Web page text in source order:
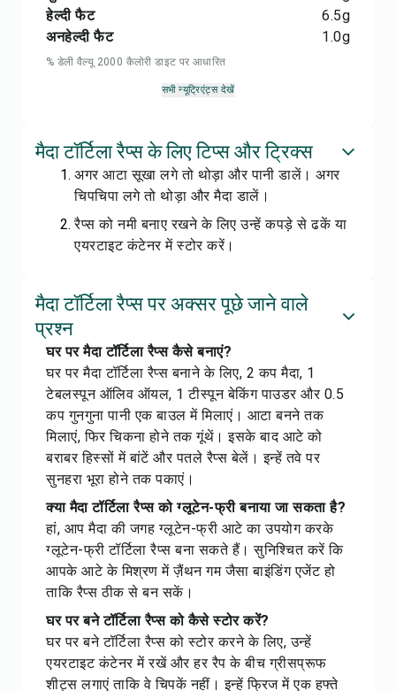
हेल्दी फैट
6.5g
अनहेल्दी फैट
1.0g
% डेली वैल्यू 2000 कैलोरी डाइट पर आधारित
सभी न्यूट्रिएंट्स देखें
मैदा टॉर्टिला रैप्स के लिए टिप्स और ट्रिक्स
अगर आटा सूखा लगे तो थोड़ा और पानी डालें। अगर
चिपचिपा लगे तो थोड़ा और मैदा डालें।
रैप्स को नमी बनाए रखने के लिए उन्हें कपड़े से ढकें या
एयरटाइट कंटेनर में स्टोर करें।
मैदा टॉर्टिला रैप्स पर अक्सर पूछे जाने वाले
प्रश्न
घर पर मैदा टॉर्टिला रैप्स कैसे बनाएं?
घर पर मैदा टॉर्टिला रैप्स बनाने के लिए, 2 कप मैदा, 1
टेबलस्पून ऑलिव ऑयल, 1 टीस्पून बेकिंग पाउडर और 0.5
कप गुनगुना पानी एक बाउल में मिलाएं। आटा बनने तक
मिलाएं, फिर चिकना होने तक गूंथें। इसके बाद आटे को
बराबर हिस्सों में बांटें और पतले रैप्स बेलें। इन्हें तवे पर
सुनहरा भूरा होने तक पकाएं।
क्या मैदा टॉर्टिला रैप्स को ग्लूटेन-फ्री बनाया जा सकता है?
हां, आप मैदा की जगह ग्लूटेन-फ्री आटे का उपयोग करके
ग्लूटेन-फ्री टॉर्टिला रैप्स बना सकते हैं। सुनिश्चित करें कि
आपके आटे के मिश्रण में ज़ैंथन गम जैसा बाइंडिंग एजेंट हो
ताकि रैप्स ठीक से बन सकें।
घर पर बने टॉर्टिला रैप्स को कैसे स्टोर करें?
घर पर बने टॉर्टिला रैप्स को स्टोर करने के लिए, उन्हें
एयरटाइट कंटेनर में रखें और हर रैप के बीच ग्रीसप्रूफ
शीट्स लगाएं ताकि वे चिपकें नहीं। इन्हें फ्रिज में एक हफ्ते